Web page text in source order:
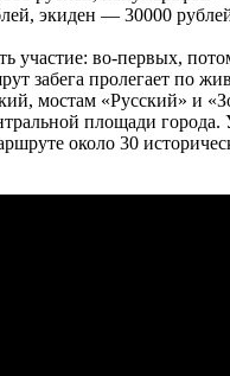
экиден — 30000
участие: во-первых,
забега пролегает по
мостам «Русский» и
площади города.
около 30